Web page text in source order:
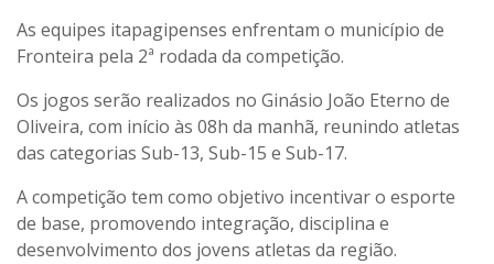
As equipes itapagipenses enfrentam o município de
Fronteira pela 2ª rodada da competição.
Os jogos serão realizados no Ginásio João Eterno de
Oliveira, com início às 08h da manhã, reunindo atletas
das categorias Sub-13, Sub-15 e Sub-17.
A competição tem como objetivo incentivar o esporte
de base, promovendo integração, disciplina e
desenvolvimento dos jovens atletas da região.